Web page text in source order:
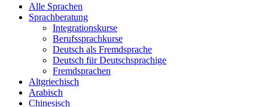
Alle Sprachen
Sprachberatung
Integrationskurse
Berufssprachkurse
Deutsch als Fremdsprache
Deutsch für Deutschsprachige
Fremdsprachen
Altgriechisch
Arabisch
Chinesisch